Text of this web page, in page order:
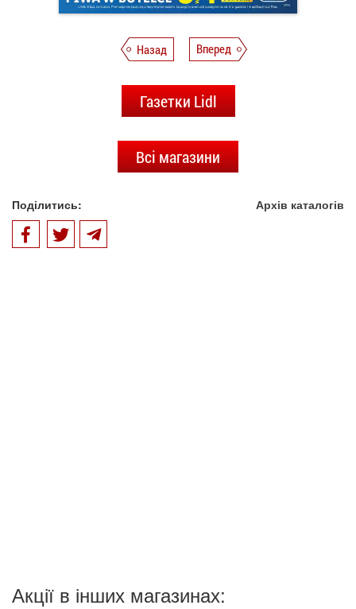
Назад Вперед
Газетки Lidl
Всі магазини
Поділитись: Архів каталогів
Акції в інших магазинах: